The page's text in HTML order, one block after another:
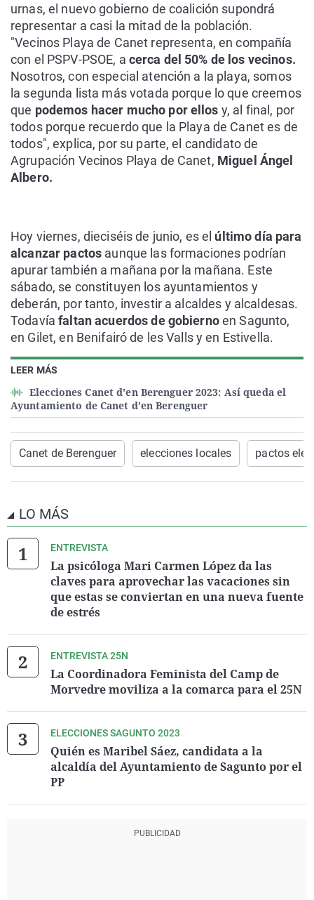
LEER MÁS
Elecciones Canet d'en Berenguer 2023: Así queda el
Ayuntamiento de Canet d'en Berenguer
urnas, el nuevo gobierno de coalición supondrá
representar a casi la mitad de la población.
"Vecinos Playa de Canet representa, en compañía
con el PSPV-PSOE, a cerca del 50% de los vecinos.
Nosotros, con especial atención a la playa, somos
la segunda lista más votada porque lo que creemos
que podemos hacer mucho por ellos y, al final, por
todos porque recuerdo que la Playa de Canet es de
todos", explica, por su parte, el candidato de
Agrupación Vecinos Playa de Canet, Miguel Ángel
Albero.
Hoy viernes, dieciséis de junio, es el último día para
alcanzar pactos aunque las formaciones podrían
apurar también a mañana por la mañana. Este
sábado, se constituyen los ayuntamientos y
deberán, por tanto, investir a alcaldes y alcaldesas.
Todavíafaltan acuerdos de gobiernoen Sagunto,
en Gilet, en Benifairó de les Valls y en Estivella.
Canet de Berenguer elecciones locales pactos
LO MÁS
ENTREVISTA
La psicóloga Mari Carmen López da las
claves para aprovechar las vacaciones sin
que estas se conviertan en una nueva fuente
de estrés
ENTREVISTA 25N
La Coordinadora Feminista del Camp de
Morvedre moviliza a la comarca para el 25N
ELECCIONES SAGUNTO 2023
Quién es Maribel Sáez, candidata a la
alcaldía del Ayuntamiento de Sagunto por el
PP